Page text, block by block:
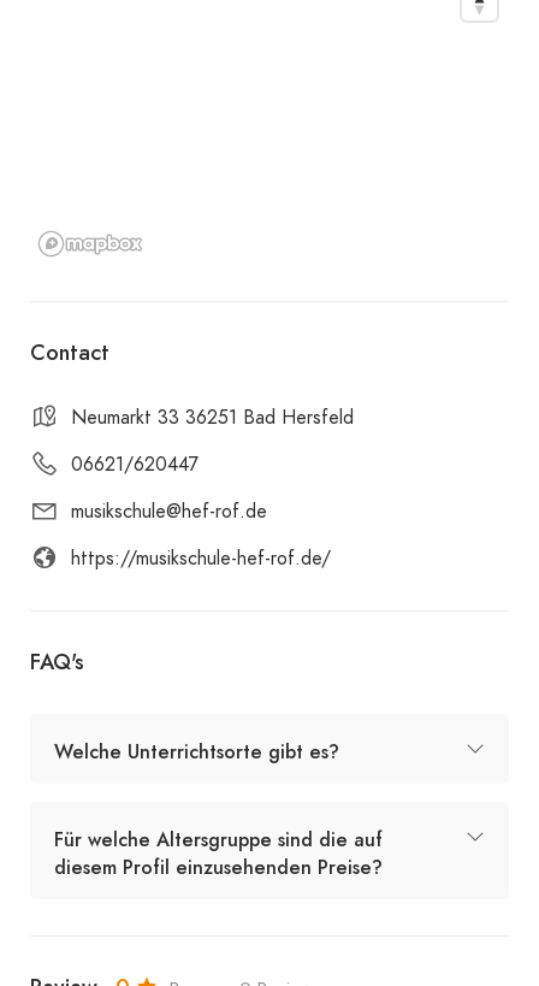
Contact
Neumarkt 33 36251 Bad Hersfeld
06621/620447
musikschule@hef-rof.de
https://musikschule-hef-rof.de/
FAQ's
Welche Unterrichtsorte gibt es?
Für welche Altersgruppe sind die auf
diesem Profil einzusehenden Preise?